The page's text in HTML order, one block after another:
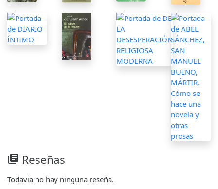
library_books Reseñas
Todavia no hay ninguna reseña.